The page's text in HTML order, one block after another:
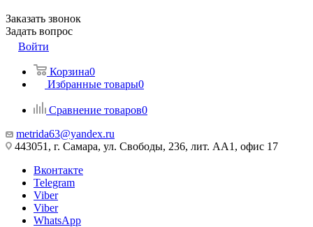
Заказать звонок
Задать вопрос
Войти
Корзина0
Избранные товары0
Сравнение товаров0
metrida63@yandex.ru
443051, г. Самара, ул. Свободы, 236, лит. АА1, офис 17
Вконтакте
Telegram
Viber
Viber
WhatsApp